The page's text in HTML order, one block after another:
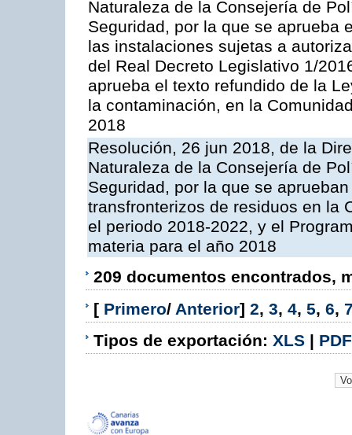
Naturaleza de la Consejería de
Seguridad, por la que se aprueba
las instalaciones sujetas a
del Real Decreto Legislativo 1/
aprueba el texto refundido de la
la contaminación, en la
2018
Resolución, 26 jun 2018, de la
Naturaleza de la Consejería de
Seguridad, por la que se
transfronterizos de residuos en la
el periodo 2018-2022, y el
materia para el año 2018
209 documentos encontrados,
[ Primero/ Anterior] 2, 3, 4, 5, 6,
Tipos de exportación: XLS | PDF